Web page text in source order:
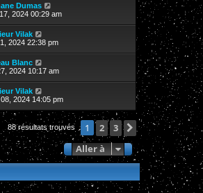
Dumas
2024 00:29 am
Vilak
2024 22:38 pm
Blanc
2024 10:17 am
Vilak
2024 14:05 pm
88 résultats trouvés 1 2 3 Suivante
Aller à